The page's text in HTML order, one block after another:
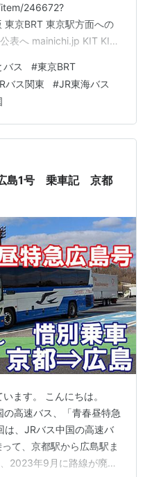
246672?
京BRT 東京駅方面への
表へ mainichi.jp KIT KIT
！JAPANニュース しも
？ BSーTBS「町中華で
が登場しました！
art…
バス #東京BRT
バス関東 #JR東海バス
島1号 乗車記 京都
ます。 こんにちは。
高速バス、「青春昼特急
は、JRバス中国の高速バ
て、京都駅から広島駅ま
2023年9月に路線が廃止